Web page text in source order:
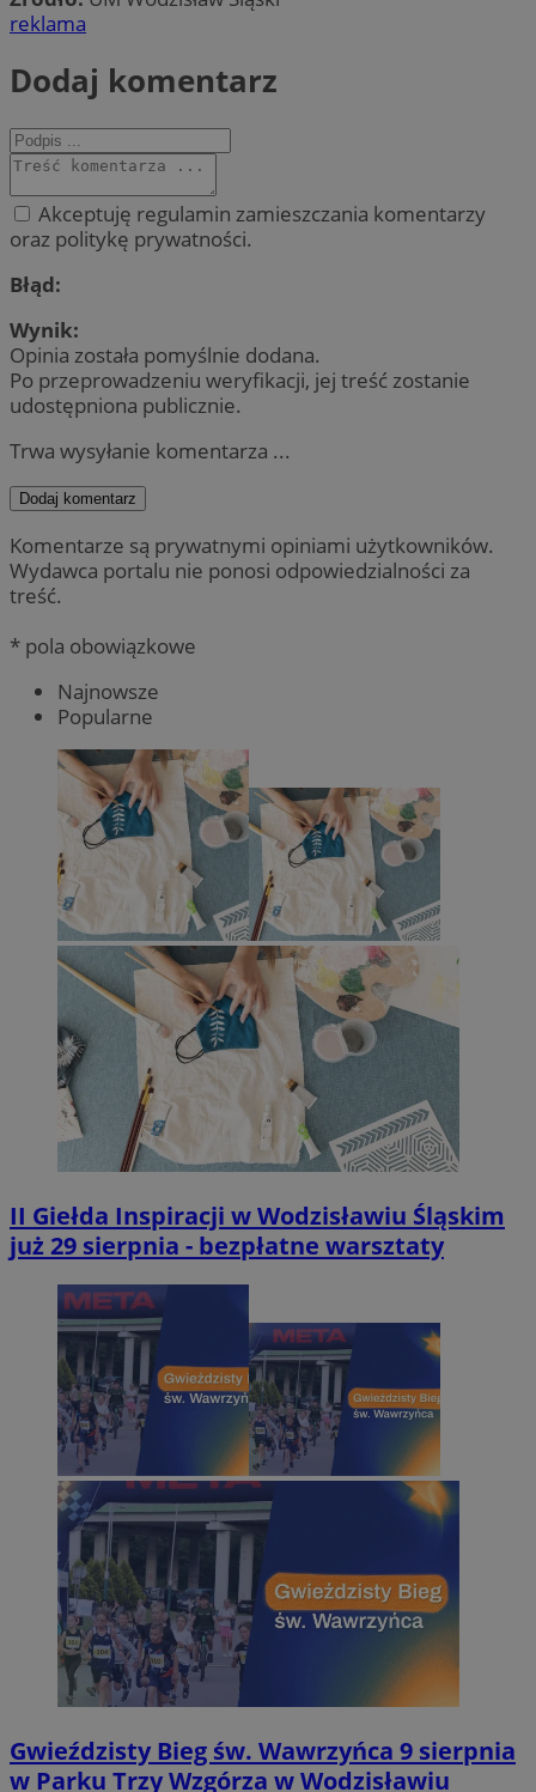
reklama
Dodaj komentarz
Akceptuję regulamin zamieszczania komentarzy
oraz politykę prywatności.
Błąd:
Wynik:
Opinia została pomyślnie dodana.
Po przeprowadzeniu weryfikacji, jej treść zostanie
udostępniona publicznie.
Trwa wysyłanie komentarza ...
Dodaj komentarz
Komentarze są prywatnymi opiniami użytkowników.
Wydawca portalu nie ponosi odpowiedzialności za
treść.
* pola obowiązkowe
Najnowsze
Popularne
II Giełda Inspiracji w Wodzisławiu Śląskim
już 29 sierpnia - bezpłatne warsztaty
Gwieździsty Bieg św. Wawrzyńca 9 sierpnia
w Parku Trzy Wzgórza w Wodzisławiu